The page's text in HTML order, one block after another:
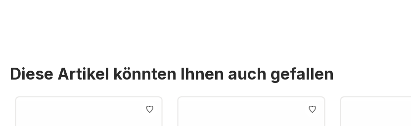
Diese Artikel könnten Ihnen auch gefallen
Produktgalerie überspringen